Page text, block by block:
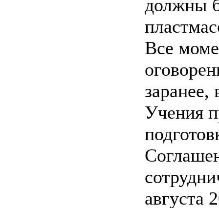
должны
Все
заранее,
Учения
августа